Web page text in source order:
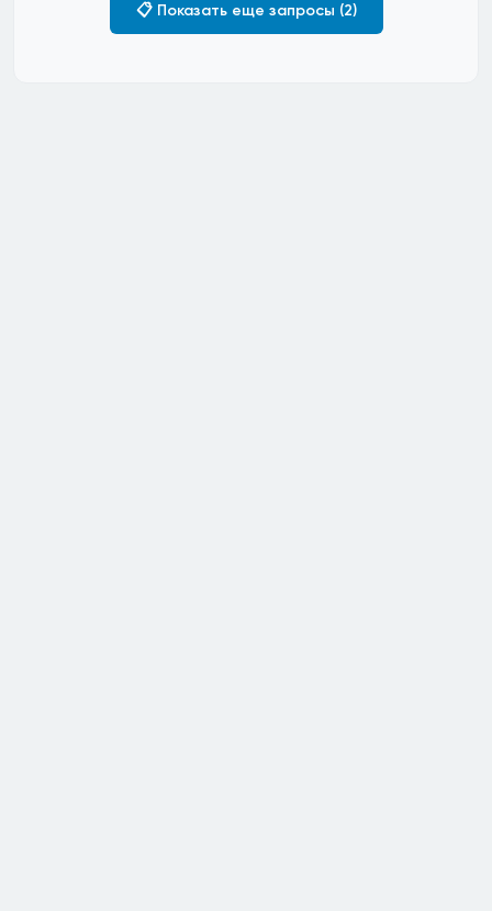
📋 Показать еще запросы (2)